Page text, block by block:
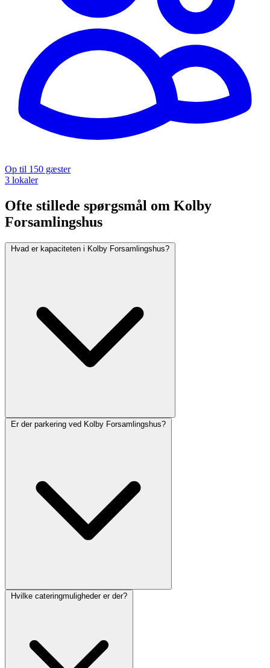
Op til 150 gæster
3 lokaler
Ofte stillede spørgsmål om Kolby
Forsamlingshus
Hvad er kapaciteten i Kolby Forsamlingshus?
Er der parkering ved Kolby Forsamlingshus?
Hvilke cateringmuligheder er der?